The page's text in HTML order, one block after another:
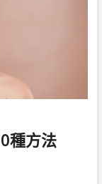
種方法